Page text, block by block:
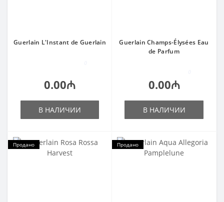
Guerlain L'Instant de Guerlain
0.00₼
В НАЛИЧИИ
Guerlain Champs-Élysées Eau
de Parfum
0.00₼
В НАЛИЧИИ
Продано Продано